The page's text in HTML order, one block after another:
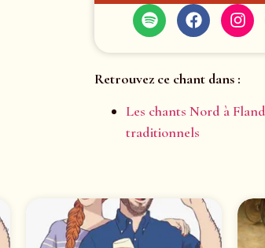
Retrouvez ce chant dans :
Les chants Nord à
traditionnels